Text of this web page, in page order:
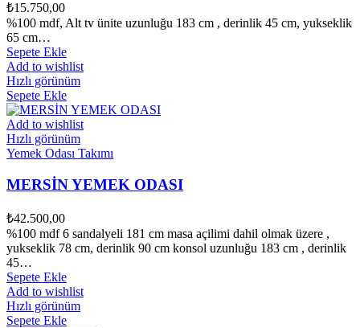
₺15.750,00
%100 mdf, Alt tv ünite uzunluğu 183 cm , derinlik 45 cm, yukseklik
65 cm…
Sepete Ekle
Add to wishlist
Hızlı görünüm
Sepete Ekle
Add to wishlist
Hızlı görünüm
Yemek Odası Takımı
MERSİN YEMEK ODASI
₺42.500,00
%100 mdf 6 sandalyeli 181 cm masa açilimi dahil olmak üzere ,
yukseklik 78 cm, derinlik 90 cm konsol uzunluğu 183 cm , derinlik
45…
Sepete Ekle
Add to wishlist
Hızlı görünüm
Sepete Ekle